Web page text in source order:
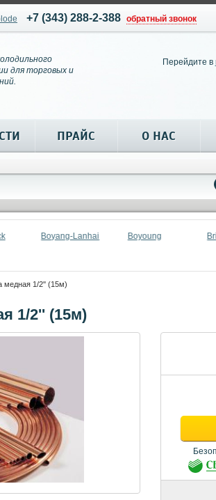
+7 (343) 288-2-388 обратный звонок
для торговых и
Перейдите в
ПРАЙС О НАС
Boyang-Lanhai Boyoung
медная 1/2'' (15м)
1/2'' (15м)